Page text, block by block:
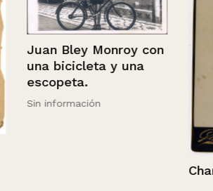
Juan Bley Monroy con
una bicicleta y una
escopeta.
Sin información